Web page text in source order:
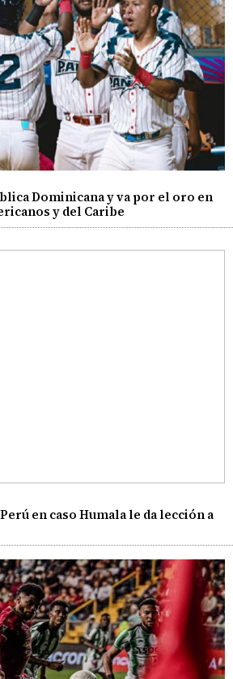
Dominicana y va por el oro en
y del Caribe
en caso Humala le da lección a